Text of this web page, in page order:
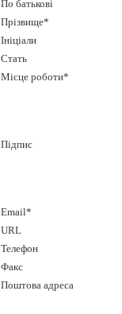
По батькові
Прізвище*
Ініціали
Стать
Місце роботи*
Підпис
Email*
URL
Телефон
Факс
Поштова адреса